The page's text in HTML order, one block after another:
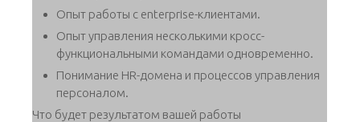
Опыт работы с enterprise-клиентами.
Опыт управления несколькими кросс-
функциональными командами одновременно.
Понимание HR-домена и процессов управления
персоналом.
Что будет результатом вашей работы